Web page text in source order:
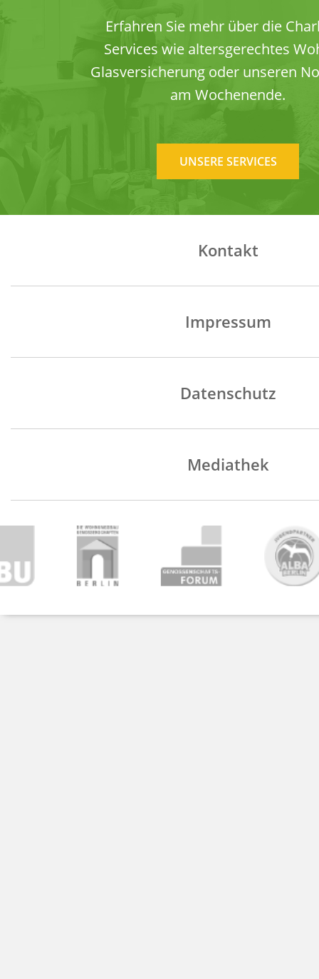
Erfahren Sie mehr über die
Services wie altersgerechtes
Glasversicherung oder unseren
am Wochenende.
UNSERE SERVICES
Kontakt
Impressum
Datenschutz
Mediathek